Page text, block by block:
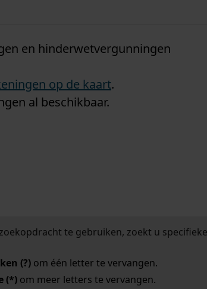
en hinderwetvergunningen
op de kaart.
al beschikbaar.
te gebruiken, zoekt u
(?)om één letter te vervangen.
(*)om meer letters te vervangen.